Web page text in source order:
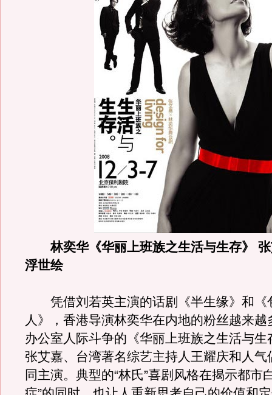
林奕华《华丽上班族之生活与生存》
浮世绘
凭借刘若英主演的话剧《半生缘》和《
人》，香港导演林奕华在内地的粉丝越来越
办公室人际斗争的《华丽上班族之生活与生
张艾嘉、台湾著名综艺主持人王耀庆和人气
同主演。典型的“林氏”喜剧风格在揭示都市